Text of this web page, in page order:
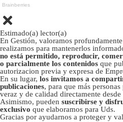
Estimado(a) lector(a)
En Gestión, valoramos
realizamos para mantenerlos
no está permitido, reproducir,
o parcialmente los contenidos que
autorizacion previa y expresa de
En su lugar, los invitamos a
publicaciones, para que más
veraz y de calidad directamente
Asimismo, pueden suscribirse y
exclusivo que elaboramos para Uds.
Gracias por ayudarnos a proteger y